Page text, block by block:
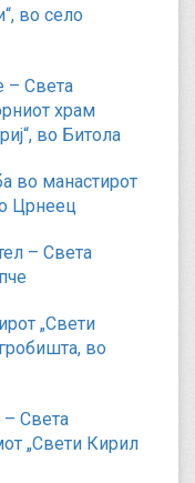
во село
– Света
храм
во Битола
во манастирот
Црнеец
– Света
„Свети
во
– Света
„Свети Кирил